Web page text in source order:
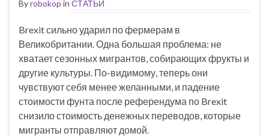
Byrobokop in СТАТЬИ
Brexit сильно ударил по фермерам в
Великобритании. Одна большая проблема: не
хватает сезонных мигрантов, собирающих фрукты и
другие культуры. По-видимому, теперь они
чувствуют себя менее желанными, и падение
стоимости фунта после референдума по Brexit
снизило стоимость денежных переводов, которые
мигранты отправляют домой.